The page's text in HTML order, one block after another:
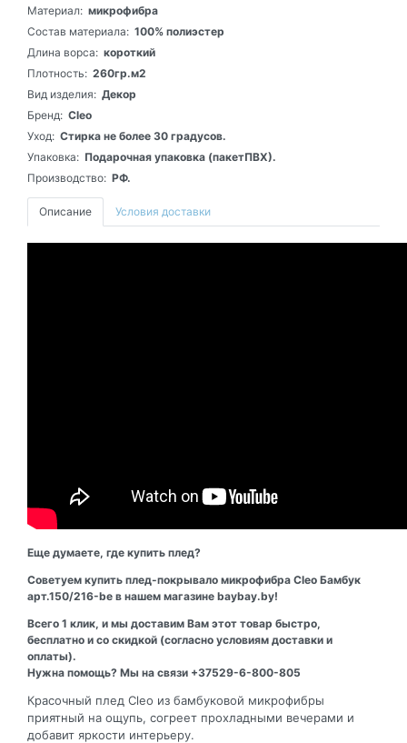
Материал: микрофибра
Состав материала: 100% полиэстер
Длина ворса: короткий
Плотность: 260гр.м2
Вид изделия: Декор
Бренд: Cleo
Уход: Стирка не более 30 градусов.
Упаковка: Подарочная упаковка (пакетПВХ).
Производство: РФ.
Описание Условия доставки
Еще думаете, где купить плед?
Советуем купить плед-покрывало микрофибра Cleo Бамбук
арт.150/216-be в нашем магазине baybay.by!
Всего 1 клик, и мы доставим Вам этот товар быстро,
бесплатно и со скидкой (согласно условиям доставки и
оплаты).
Нужна помощь? Мы на связи +37529-6-800-805
Красочный плед Cleo из бамбуковой микрофибры
приятный на ощупь, согреет прохладными вечерами и
добавит яркости интерьеру.